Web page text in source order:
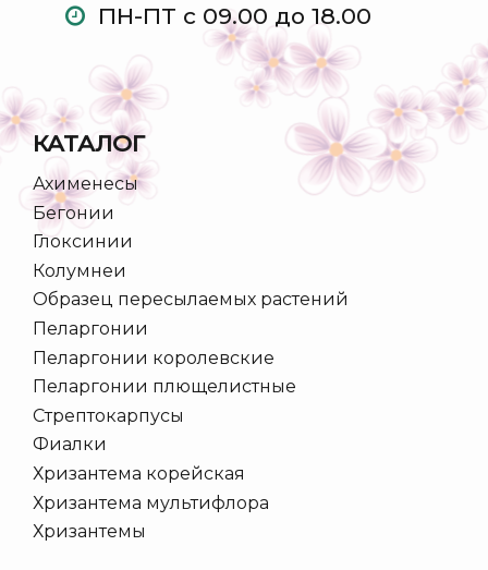
ПН-ПТ с 09.00 до 18.00
КАТАЛОГ
Ахименесы
Бегонии
Глоксинии
Колумнеи
Образец пересылаемых растений
Пеларгонии
Пеларгонии королевские
Пеларгонии плющелистные
Стрептокарпусы
Фиалки
Хризантема корейская
Хризантема мультифлора
Хризантемы